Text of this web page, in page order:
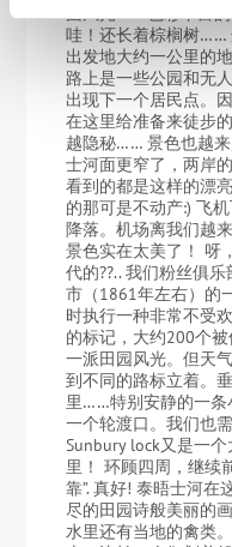
园风光…… 色彩丰富
哇！还长着棕榈树……
出发地大约一公里的
路上是一些公园和无
出现下一个居民点。
在这里给准备来徒步
越隐秘…… 景色也越
士河面更窄了，两岸
看到的都是这样的漂
的那可是不动产:) 飞
降落。机场离我们越
景色实在太美了！ 呀
代的??.. 我们粉丝俱
市（1861年左右）的
时执行一种非常不受
的标记，大约200个
一派田园风光。但天
到不同的路标立着。
里……特别安静的一条
一个轮渡口。我们也
Sunbury lock又是一
里！ 环顾四周，继续
靠”. 真好! 泰晤士河在
尽的田园诗般美丽的
水里还有当地的禽类